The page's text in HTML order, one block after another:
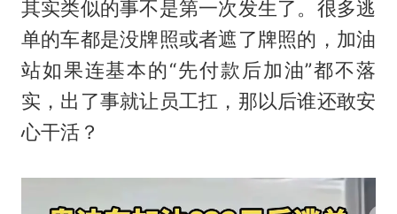
其实类似的事不是第一次发生了。很多逃
单的车都是没牌照或者遮了牌照的，加油
站如果连基本的“先付款后加油”都不落
实，出了事就让员工扛，那以后谁还敢安
心干活？